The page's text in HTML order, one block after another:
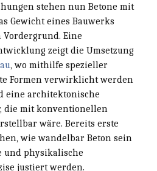
stehen nun Betone mit
Gewicht eines Bauwerks
Eine
zeigt die Umsetzung
, wo mithilfe spezieller
Formen verwirklicht werden
eine architektonische
die mit konventionellen
wäre. Bereits erste
wie wandelbar Beton sein
und physikalische
justiert werden.